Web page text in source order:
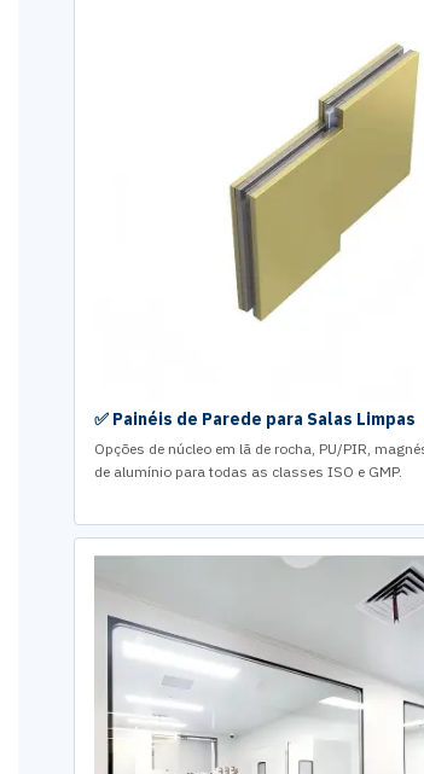
✅ Painéis de Parede para Salas Limpas
Opções de núcleo em lã de rocha, PU/PIR,
de alumínio para todas as classes ISO e GMP.